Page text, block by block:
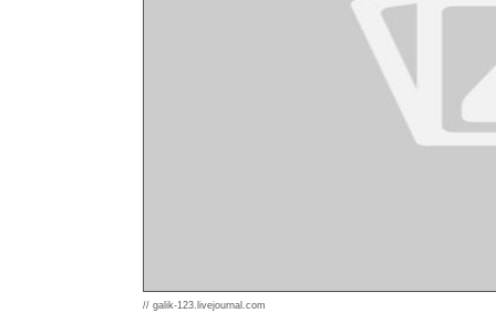
// galik-123.livejournal.com